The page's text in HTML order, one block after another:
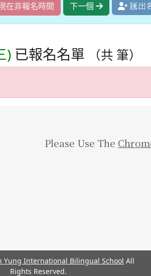
在非報名時間 下一個 匯出
) 已報名名單 （共 筆）
Please Use The
Yung International Bilingual School All
Rights Reserved.